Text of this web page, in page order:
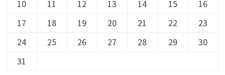
10
11 12 13 14 15
16
17
18 19 20 21 22
23
24
25 26 27 28 29
30
31